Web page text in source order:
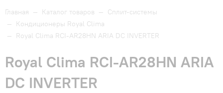
Как купить
Доставка и оплата
Гарантия и сервис
Главная — Каталог товаров — Сплит-системы
— Кондиционеры Royal Clima
— Royal Clima RCI-AR28HN ARIA DC INVERTER
Royal Clima RCI-AR28HN ARIA
DC INVERTER